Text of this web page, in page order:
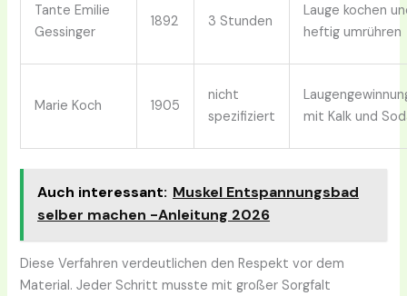
Tante Emilie
Gessinger
1892 3 Stunden
Lauge kochen
heftig umrühren
Marie Koch 1905
nicht
spezifiziert
mit Kalk und
Auch interessant: Muskel Entspannungsbad
selber machen -Anleitung 2026
Diese Verfahren verdeutlichen den Respekt vor dem
Material. Jeder Schritt musste mit großer Sorgfalt